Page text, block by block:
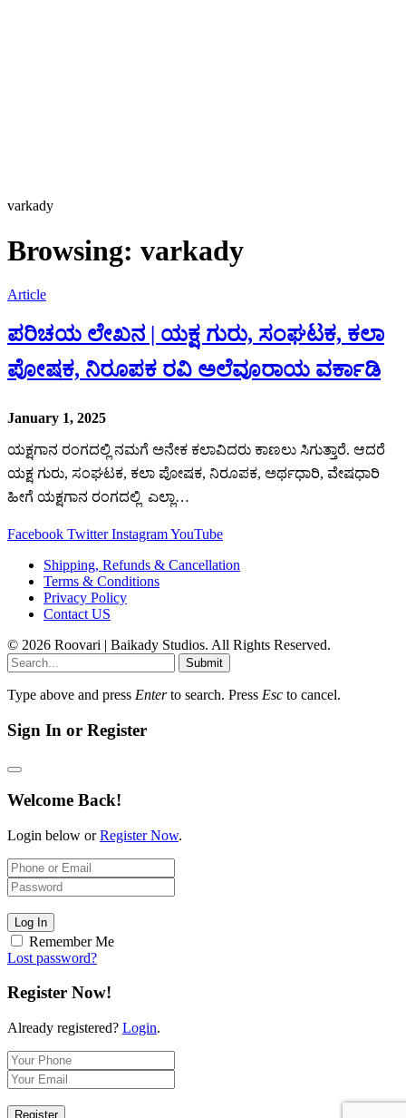
varkady
Browsing: varkady
Article
ಪರಿಚಯ ಲೇಖನ | ಯಕ್ಷ ಗುರು, ಸಂಘಟಕ, ಕಲಾ
ಪೋಷಕ, ನಿರೂಪಕ ರವಿ ಅಲೆವೂರಾಯ ವರ್ಕಾಡಿ
January 1, 2025
ಯಕ್ಷಗಾನ ರಂಗದಲ್ಲಿ ನಮಗೆ ಅನೇಕ ಕಲಾವಿದರು ಕಾಣಲು ಸಿಗುತ್ತಾರೆ. ಆದರೆ
ಯಕ್ಷ ಗುರು, ಸಂಘಟಕ, ಕಲಾ ಪೋಷಕ, ನಿರೂಪಕ, ಅರ್ಥಧಾರಿ, ವೇಷಧಾರಿ
ಹೀಗೆ ಯಕ್ಷಗಾನ ರಂಗದಲ್ಲಿ ಎಲ್ಲಾ…
Facebook Twitter InstagramYouTube
Shipping, Refunds & Cancellation
Terms & Conditions
Privacy Policy
Contact US
© 2026 Roovari | Baikady Studios. All Rights Reserved.
Submit
Type above and press Enterto search. Press Esc to cancel.
Sign In or Register
Welcome Back!
Login below orRegister Now.
Log In
Remember Me
Lost password?
Register Now!
Already registered? Login.
Register